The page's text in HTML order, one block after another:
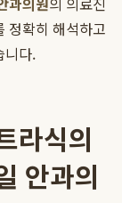
정확히 해석하고
니다.
라식의
안과의